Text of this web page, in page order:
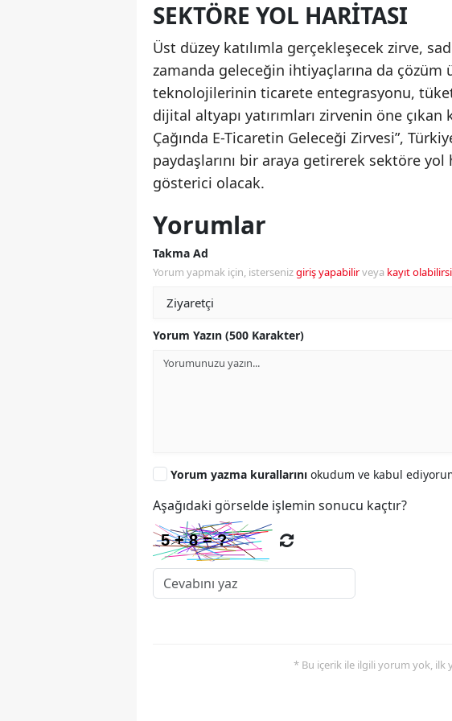
SEKTÖRE YOL HARITASI
Üst düzey katılımla gerçekleşecek zirve,
zamanda geleceğin ihtiyaçlarına da çözüm
teknolojilerinin ticarete entegrasyonu,
dijital altyapı yatırımları zirvenin öne çıkan
Çağında E-Ticaretin Geleceği Zirvesi”,
paydaşlarını bir araya getirerek sektöre
gösterici olacak.
Yorumlar
Takma Ad
Yorum yapmak için, istersenizgiriş yapabilirveya kayıt
Yorum Yazın (500 Karakter)
Yorum yazma kurallarını okudum ve kabul
Aşağıdaki görselde işlemin sonucu kaçtır?
* Bu içerik ile ilgili yorum yok, ilk